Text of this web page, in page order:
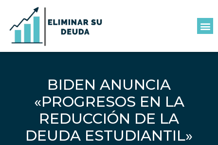
BIDEN ANUNCIA
«PROGRESOS EN LA
REDUCCIÓN DE LA
DEUDA ESTUDIANTIL»